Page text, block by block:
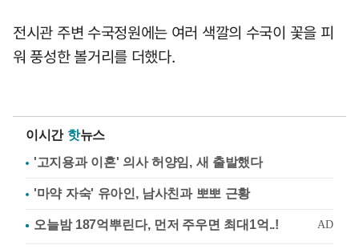
전시관 주변 수국정원에는 여러 색깔의 수국이 꽃을 피
워 풍성한 볼거리를 더했다.
이시간 핫뉴스
'고지용과 이혼' 의사 허양임, 새 출발했다
'마약 자숙' 유아인, 남사친과 뽀뽀 근황